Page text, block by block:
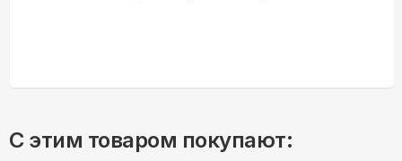
С этим товаром покупают: